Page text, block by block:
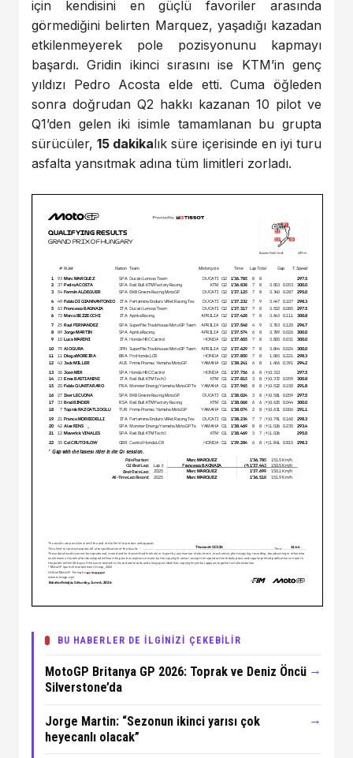
için kendisini en güçlü favoriler arasında
görmediğini belirten Marquez, yaşadığı kazadan
etkilenmeyerek pole pozisyonunu kapmayı
başardı. Gridin ikinci sırasını ise KTM’in genç
yıldızı Pedro Acosta elde etti. Cuma öğleden
sonra doğrudan Q2 hakkı kazanan 10 pilot ve
Q1’den gelen iki isimle tamamlanan bu grupta
sürücüler,15 dakikalık süre içerisinde en iyi turu
asfalta yansıtmak adına tüm limitleri zorladı.
BU HABERLER DE İLGİNİZİ ÇEKEBİLİR
MotoGP Britanya GP 2026: Toprak ve Deniz Öncü
Silverstone’da
→
Jorge Martin: “Sezonun ikinci yarısı çok
heyecanlı olacak”
→